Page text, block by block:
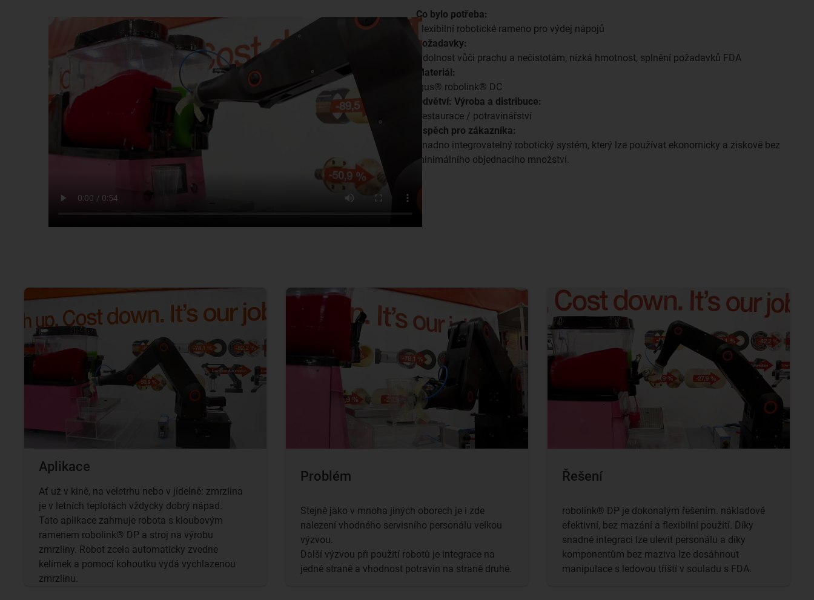
Co bylo potřeba:
Flexibilní robotické rameno pro výdej nápojů
Požadavky:
Odolnost vůči prachu a nečistotám, nízká hmotnost, splnění požadavků FDA
Materiál:
igus® robolink® DC
Odvětví: Výroba a distribuce:
Restaurace / potravinářství
Úspěch pro zákazníka:
Snadno integrovatelný robotický systém, který lze používat ekonomicky a ziskově bez
minimálního objednacího množství.
Aplikace
Ať už v kině, na veletrhu nebo v jídelně: zmrzlina
je v letních teplotách vždycky dobrý nápad.
Tato aplikace zahrnuje robota s kloubovým
ramenem robolink® DP a stroj na výrobu
zmrzliny. Robot zcela automaticky zvedne
kelímek a pomocí kohoutku vydá vychlazenou
zmrzlinu.
Problém
Stejně jako v mnoha jiných oborech je i zde
nalezení vhodného servisního personálu velkou
výzvou.
Další výzvou při použití robotů je integrace na
jedné straně a vhodnost potravin na straně druhé.
Řešení
robolink® DP je dokonalým řešením. nákladově
efektivní, bez mazání a flexibilní použití. Díky
snadné integraci lze ulevit personálu a díky
komponentům bez maziva lze dosáhnout
manipulace s ledovou tříští v souladu s FDA.